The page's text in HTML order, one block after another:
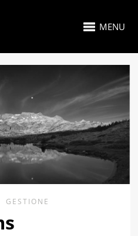
MENU
GESTIONE